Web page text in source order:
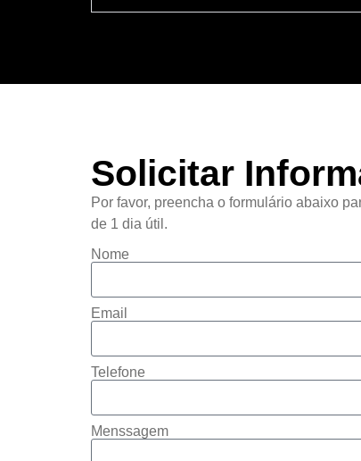
Solicitar
Por favor, preencha o formulário abaixo
de 1 dia útil.
Nome
Email
Telefone
Menssagem